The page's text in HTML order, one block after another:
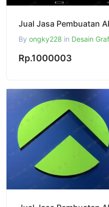
By ongky228 in Desain
Rp.1000003